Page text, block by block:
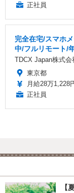
正社員
完全在宅/スマホ
中/フルリモート/
TDCX Japan株式会
東京都
月給28万1,228
正社員
【